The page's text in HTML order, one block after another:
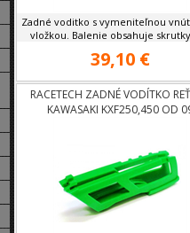
Zadné voditko s vymeniteľnou
vložkou. Balenie obsahuje
39,10 €
RACETECH ZADNÉ VODÍTKO
KAWASAKI KXF250,450 OD